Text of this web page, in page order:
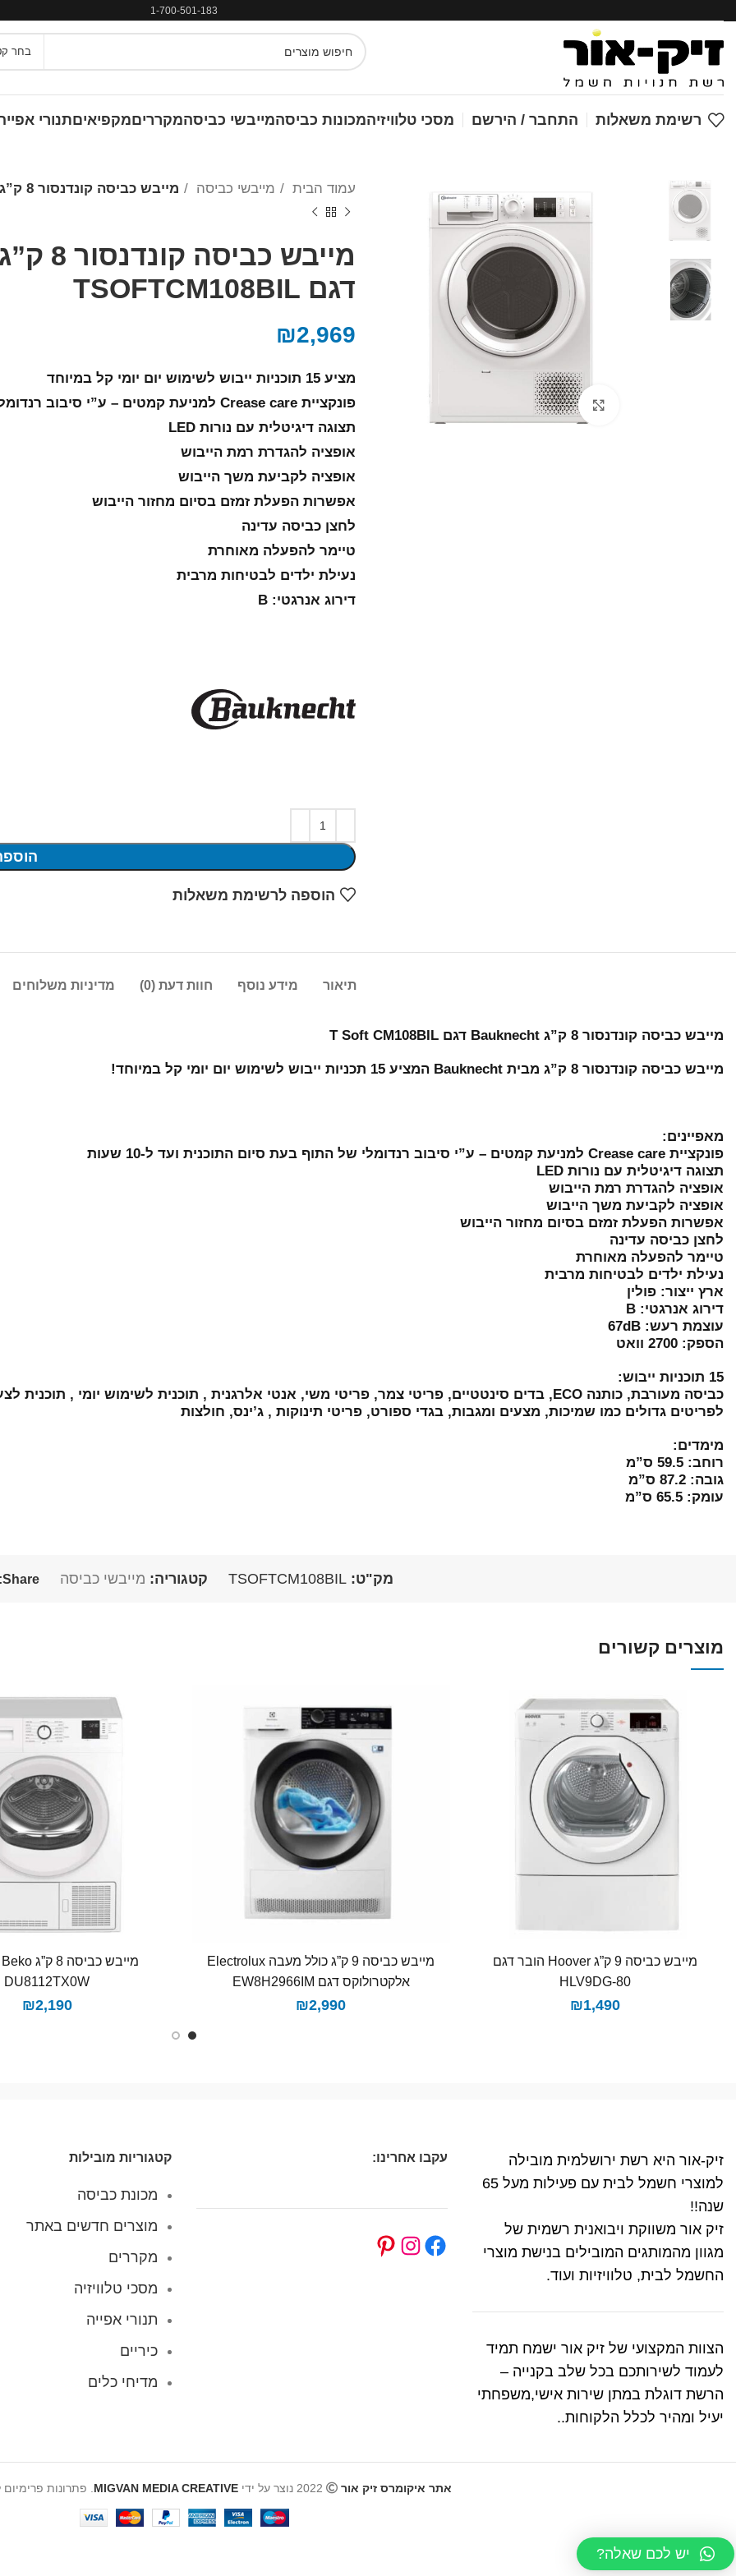
1-700-501-183
בחר
רשימת משאלות התחבר / הירשם מסכי טלוויזיהמכונות כביסהמייבשי כביסהמקרריםמקפיאיםתנורי
Click to enlarge
עמוד הבית מייבשי כביסה מייבש כביסה קונדנסור 8 ק”ג BAUKNECHT באוכנכט דגם TSOFTCM108BIL
דגם TSOFTCM108BIL
₪2,969
מציע 15 תוכניות ייבוש לשימוש יום יומי קל במיוחד
פונקציית Crease care למניעת קמטים – ע”י סיבוב רנדומלי של התוף בעת סיום התוכנית ועד ל-10 שעות
תצוגה דיגיטלית עם נורות LED
אופציה להגדרת רמת הייבוש
אופציה לקביעת משך הייבוש
אפשרות הפעלת זמזם בסיום מחזור הייבוש
לחצן כביסה עדינה
טיימר להפעלה מאוחרת
נעילת ילדים לבטיחות מרבית
דירוג אנרגטי: B
הוספה לרשימת משאלות
תיאור מידע נוסף חוות דעת (0) מדיניות משלוחים
מייבש כביסה קונדנסור 8 ק”ג Bauknecht דגם T Soft CM108BIL
מייבש כביסה קונדנסור 8 ק”ג מבית Bauknecht המציע 15 תכניות ייבוש לשימוש יום יומי קל במיוחד!
מאפיינים:
פונקציית Crease care למניעת קמטים – ע”י סיבוב רנדומלי של התוף בעת סיום התוכנית ועד ל-10 שעות
תצוגה דיגיטלית עם נורות LED
אופציה להגדרת רמת הייבוש
אופציה לקביעת משך הייבוש
אפשרות הפעלת זמזם בסיום מחזור הייבוש
לחצן כביסה עדינה
טיימר להפעלה מאוחרת
נעילת ילדים לבטיחות מרבית
ארץ ייצור: פולין
דירוג אנרגטי: B
עוצמת רעש: 67dB
הספק: 2700 וואט
15 תוכניות ייבוש:
לפריטים גדולים כמו שמיכות, מצעים ומגבות, בגדי ספורט, פריטי תינוקות , ג’ינס, חולצות
מימדים:
רוחב: 59.5 ס”מ
גובה: 87.2 ס”מ
עומק: 65.5 ס”מ
מק"ט: TSOFTCM108BIL קטגוריה: מייבשי כביסה Share:
מוצרים קשורים
מייבש כביסה 9 ק”ג Hoover הובר דגם
HLV9DG-80
₪1,490
מייבש כביסה 9 ק”ג כולל מעבה Electrolux
אלקטרולוקס דגם EW8H2966IM
₪2,990
DU8112TX0W
₪2,190
זיק-אור היא רשת ירושלמית מובילה
למוצרי חשמל לבית עם פעילות מעל 65
שנה!!
זיק אור משווקת ויבואנית רשמית של
מגוון מהמותגים המובילים בנישת מוצרי
החשמל לבית, טלוויזיות ועוד.
הצוות המקצועי של זיק אור ישמח תמיד
לעמוד לשירותכם בכל שלב בקנייה –
הרשת דוגלת במתן שירות אישי,משפחתי
יעיל ומהיר לכלל הלקוחות..
עקבו אחרינו: קטגוריות מובילות
מכונת כביסה
מוצרים חדשים באתר
מקררים
מסכי טלוויזיה
תנורי אפייה
כיריים
מדיחי כלים
אתר איקומרס זיק אור MIGVAN MEDIA CREATIVE . פתרונות
יש לכם שאלה?